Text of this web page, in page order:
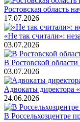
Ростовская область
17.07.2026
«Не так считали»:
03.07.2026
В Ростовской области
03.07.2026
Адвокаты директора
24.06.2026
В Россельхозцентре